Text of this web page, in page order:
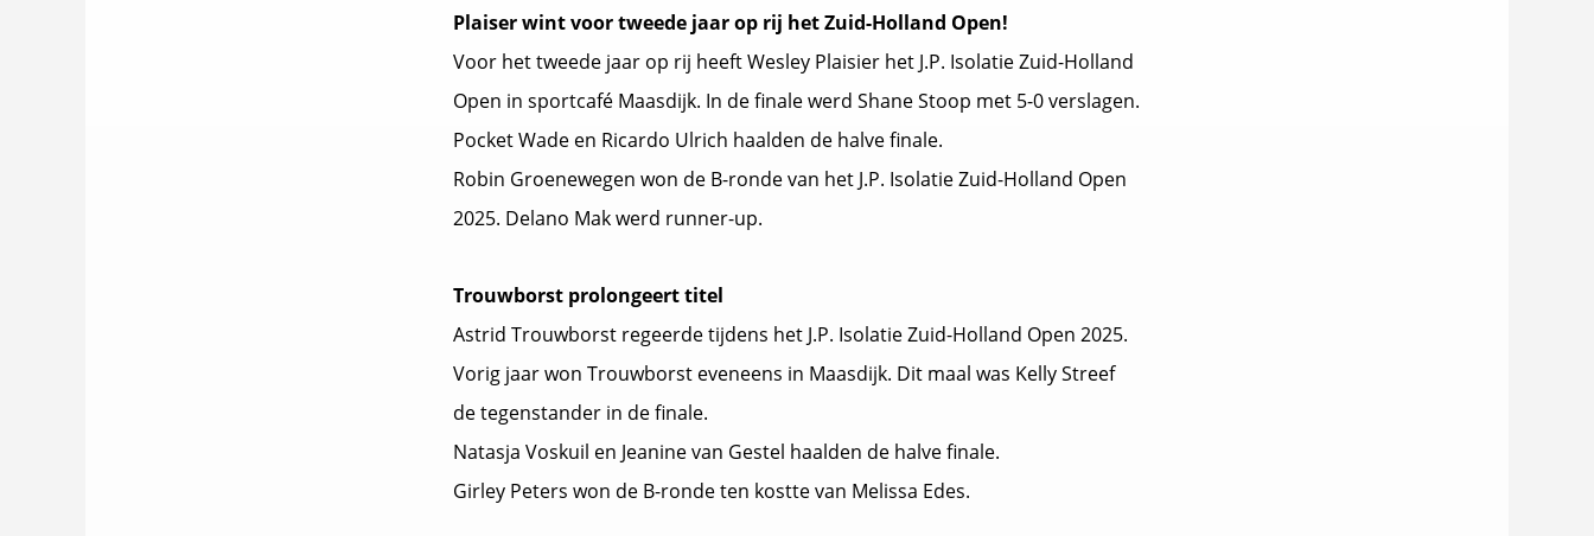
Plaiser wint voor tweede jaar op rij het Zuid-Holland Open!
Voor het tweede jaar op rij heeft Wesley Plaisier het J.P. Isolatie Zuid-Holland
Open in sportcafé Maasdijk. In de finale werd Shane Stoop met 5-0 verslagen.
Pocket Wade en Ricardo Ulrich haalden de halve finale.
Robin Groenewegen won de B-ronde van het J.P. Isolatie Zuid-Holland Open
2025. Delano Mak werd runner-up.
Trouwborst prolongeert titel
Astrid Trouwborst regeerde tijdens het J.P. Isolatie Zuid-Holland Open 2025.
Vorig jaar won Trouwborst eveneens in Maasdijk. Dit maal was Kelly Streef
de tegenstander in de finale.
Natasja Voskuil en Jeanine van Gestel haalden de halve finale.
Girley Peters won de B-ronde ten kostte van Melissa Edes.